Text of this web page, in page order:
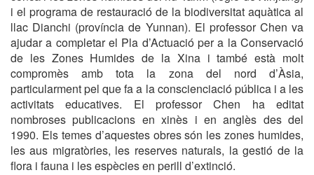
i el programa de restauració de la biodiversitat aquàtica al
llac Dianchi (província de Yunnan). El professor Chen va
ajudar a completar el Pla d’Actuació per a la Conservació
de les Zones Humides de la Xina i també està molt
compromès amb tota la zona del nord d’Àsia,
particularment pel que fa a la conscienciació pública i a les
activitats educatives. El professor Chen ha editat
nombroses publicacions en xinès i en anglès des del
1990. Els temes d’aquestes obres són les zones humides,
les aus migratòries, les reserves naturals, la gestió de la
flora i fauna i les espècies en perill d’extinció.